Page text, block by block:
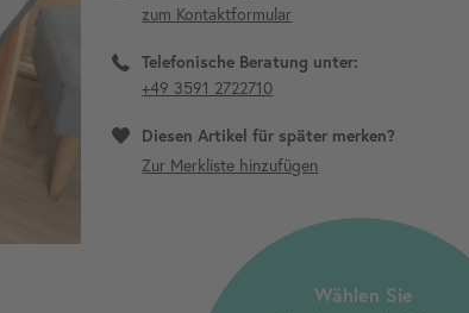
zum Kontaktformular
Telefonische Beratung unter:
+49 3591 2722710
Diesen Artikel für später merken?
Wählen Sie